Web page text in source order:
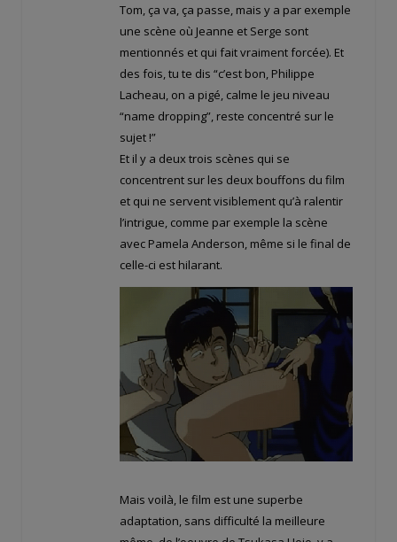
Tom, ça va, ça passe, mais y a par exemple
une scène où Jeanne et Serge sont
mentionnés et qui fait vraiment forcée). Et
des fois, tu te dis “c’est bon, Philippe
Lacheau, on a pigé, calme le jeu niveau
“name dropping”, reste concentré sur le
sujet !”
Et il y a deux trois scènes qui se
concentrent sur les deux bouffons du film
et qui ne servent visiblement qu’à ralentir
l’intrigue, comme par exemple la scène
avec Pamela Anderson, même si le final de
celle-ci est hilarant.
Mais voilà, le film est une superbe
adaptation, sans difficulté la meilleure